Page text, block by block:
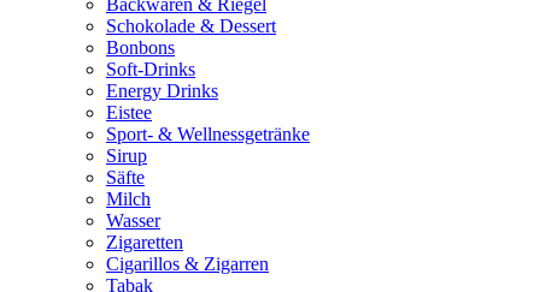
Backwaren & Riegel
Schokolade & Dessert
Bonbons
Soft-Drinks
Energy Drinks
Eistee
Sport- & Wellnessgetränke
Sirup
Säfte
Milch
Wasser
Zigaretten
Cigarillos & Zigarren
Tabak